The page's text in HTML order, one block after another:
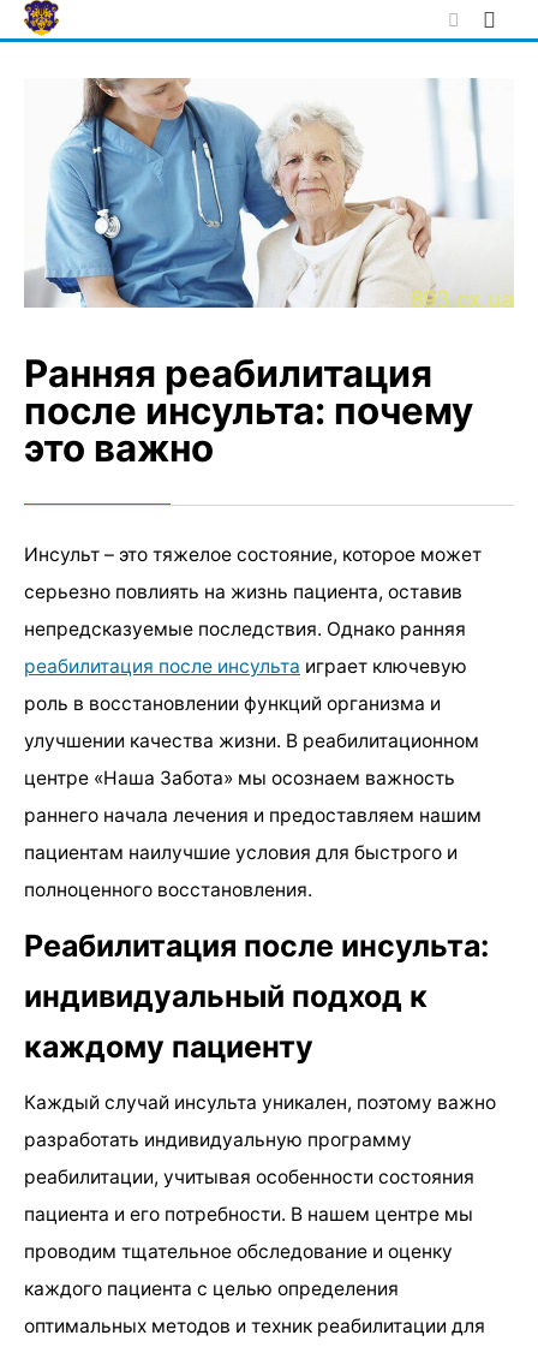
Skip
to
Ранняя реабилитация
после инсульта: почему
это важно
Инсульт – это тяжелое состояние, которое может
серьезно повлиять на жизнь пациента, оставив
непредсказуемые последствия. Однако ранняя
реабилитация после инсульта играет ключевую
роль в восстановлении функций организма и
улучшении качества жизни. В реабилитационном
центре «Наша Забота» мы осознаем важность
раннего начала лечения и предоставляем нашим
пациентам наилучшие условия для быстрого и
полноценного восстановления.
Реабилитация после инсульта:
индивидуальный подход к
каждому пациенту
Каждый случай инсульта уникален, поэтому важно
разработать индивидуальную программу
реабилитации, учитывая особенности состояния
пациента и его потребности. В нашем центре мы
проводим тщательное обследование и оценку
каждого пациента с целью определения
оптимальных методов и техник реабилитации для